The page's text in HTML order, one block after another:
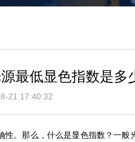
最低显色指数是多少
08-21 17:40:32
。那么，什么是显色指数？一